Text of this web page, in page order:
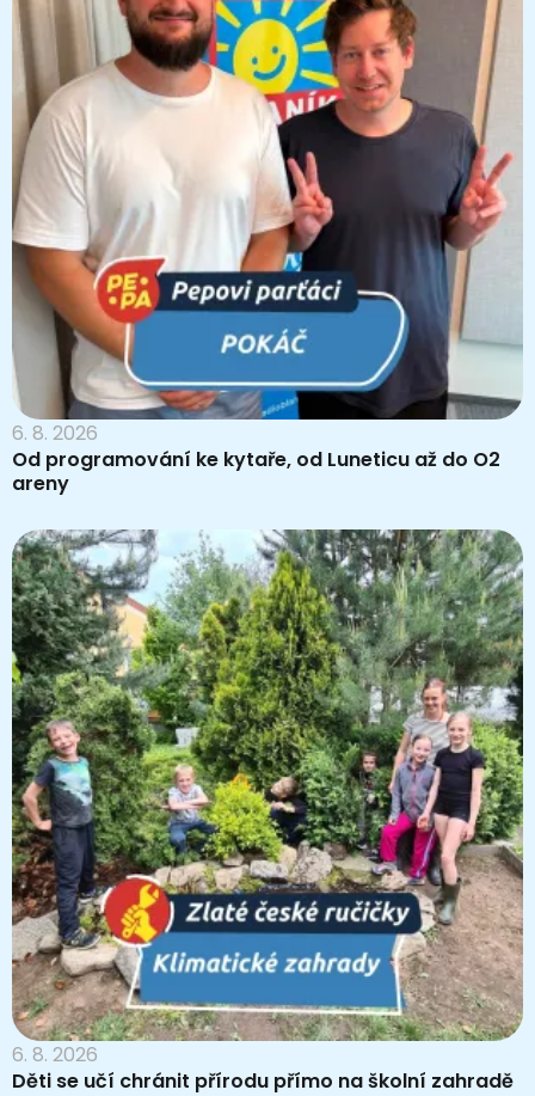
6. 8. 2026
Od programování ke kytaře, od Luneticu až do O2
areny
6. 8. 2026
Děti se učí chránit přírodu přímo na školní zahradě